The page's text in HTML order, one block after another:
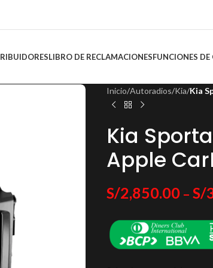
LIBRO DE RECLAMACIONESFUNCIONES DE
Inicio/Autoradios/Kia/Kia
Kia
Apple
S/2,850.00 – S/